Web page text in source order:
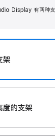
Display 有两种支
架
度的支‍架